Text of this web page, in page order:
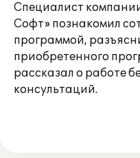
Специалист
Софт» познакомил
программой,
приобретенного
рассказал о работе
консультаций.